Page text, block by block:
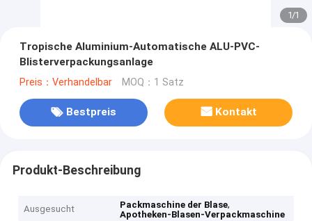
1/1
Tropische Aluminium-Automatische ALU-PVC-
Blisterverpackungsanlage
Preis：Verhandelbar MOQ：1 Satz
Bestpreis Kontakt
Produkt-Beschreibung
Ausgesucht Packmaschine der Blase,
Apotheken-Blasen-Verpackmaschine